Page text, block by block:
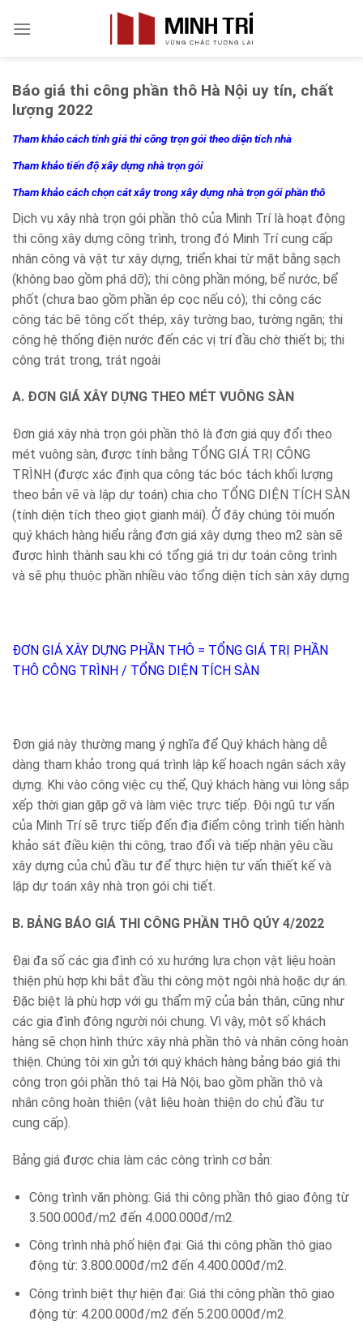
Báo giá thi công phần thô Hà Nội uy tín, chất
lượng 2022
Tham khảo cách tính giá thi công trọn gói theo diện tích nhà
Tham khảo tiến độ xây dựng nhà trọn gói
Tham khảo cách chọn cát xây trong xây dựng nhà trọn gói phần thô
Dịch vụ xây nhà trọn gói phần thô của Minh Trí là hoạt động
thi công xây dựng công trình, trong đó Minh Trí cung cấp
nhân công và vật tư xây dựng, triển khai từ mặt bằng sạch
(không bao gồm phá dỡ); thi công phần móng, bể nước, bể
phốt (chưa bao gồm phần ép cọc nếu có); thi công các
công tác bê tông cốt thép, xây tường bao, tường ngăn; thi
công hệ thống điện nước đến các vị trí đầu chờ thiết bị; thi
công trát trong, trát ngoài
A. ĐƠN GIÁ XÂY DỰNG THEO MÉT VUÔNG SÀN
Đơn giá xây nhà trọn gói phần thô là đơn giá quy đổi theo
mét vuông sàn, được tính bằng TỔNG GIÁ TRỊ CÔNG
TRÌNH (được xác định qua công tác bóc tách khối lượng
theo bản vẽ và lập dự toán) chia cho TỔNG DIỆN TÍCH SÀN
(tính diện tích theo giọt gianh mái). Ở đây chúng tôi muốn
quý khách hàng hiểu rằng đơn giá xây dựng theo m2 sàn sẽ
được hình thành sau khi có tổng giá trị dự toán công trình
và sẽ phụ thuộc phần nhiều vào tổng diện tích sàn xây dựng
ĐƠN GIÁ XÂY DỰNG PHẦN THÔ = TỔNG GIÁ TRỊ PHẦN
THÔ CÔNG TRÌNH / TỔNG DIỆN TÍCH SÀN
Đơn giá này thường mang ý nghĩa để Quý khách hàng dễ
dàng tham khảo trong quá trình lập kế hoạch ngân sách xây
dựng. Khi vào công việc cụ thể, Quý khách hàng vui lòng sắp
xếp thời gian gặp gỡ và làm việc trực tiếp. Đội ngũ tư vấn
của Minh Trí sẽ trực tiếp đến địa điểm công trình tiến hành
khảo sát điều kiện thi công, trao đổi và tiếp nhận yêu cầu
xây dựng của chủ đầu tư để thực hiện tư vấn thiết kế và
lập dự toán xây nhà trọn gói chi tiết.
B. BẢNG BÁO GIÁ THI CÔNG PHẦN THÔ QÚY 4/2022
Đại đa số các gia đình có xu hướng lựa chọn vật liệu hoàn
thiện phù hợp khi bắt đầu thi công một ngôi nhà hoặc dự án.
Đặc biệt là phù hợp với gu thẩm mỹ của bản thân, cũng như
các gia đình đông người nói chung. Vì vậy, một số khách
hàng sẽ chọn hình thức xây nhà phần thô và nhân công hoàn
thiện. Chúng tôi xin gửi tới quý khách hàng bảng báo giá thi
công trọn gói phần thô tại Hà Nội, bao gồm phần thô và
nhân công hoàn thiện (vật liệu hoàn thiện do chủ đầu tư
cung cấp).
Bảng giá được chia làm các công trình cơ bản:
Công trình văn phòng: Giá thi công phần thô giao động từ
3.500.000đ/m2 đến 4.000.000đ/m2.
Công trình nhà phố hiện đại: Giá thi công phần thô giao
động từ: 3.800.000đ/m2 đến 4.400.000đ/m2.
Công trình biệt thự hiện đại: Giá thi công phần thô giao
động từ: 4.200.000đ/m2 đến 5.200.000đ/m2.